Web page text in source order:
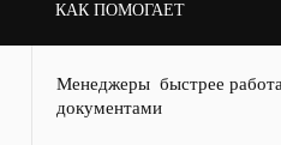
КАК ПОМОГАЕТ
Менеджеры быстрее
документами